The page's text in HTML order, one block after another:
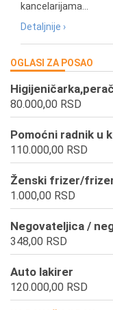
kancelarijama...
Detaljnije ›
OGLASI ZA POSAO
80.000,00 RSD
Pomoćni radnik u
110.000,00 RSD
Ženski frizer/
1.000,00 RSD
Negovateljica /
348,00 RSD
Auto lakirer
120.000,00 RSD